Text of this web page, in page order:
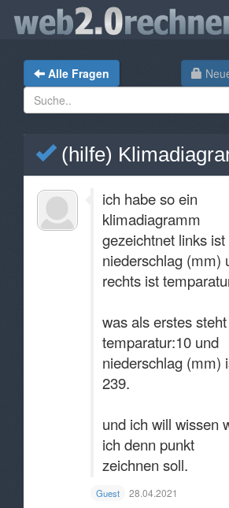
Alle Fragen
(hilfe)
ich habe so ein
klimadiagramm
gezeichtnet links ist
niederschlag (mm)
rechts ist
was als erstes
temparatur:10 und
niederschlag (mm)
239.
und ich will wissen
ich denn punkt
zeichnen soll.
Guest 28.04.2021